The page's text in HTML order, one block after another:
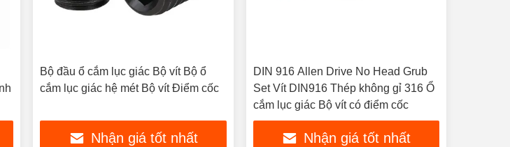
Bộ đầu ổ cắm lục giác Bộ vít Bộ ổ
cắm lục giác hệ mét Bộ vít Điểm cốc
Nhận giá tốt nhất
DIN 916 Allen Drive No Head Grub
Set Vít DIN916 Thép không gỉ 316 Ổ
cắm lục giác Bộ vít có điểm cốc
Nhận giá tốt nhất